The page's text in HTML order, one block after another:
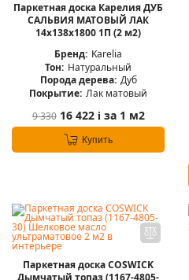
Паркетная доска Карелия ДУБ
САЛЬВИЯ МАТОВЫЙ ЛАК
14x138x1800 1П (2 м2)
Бренд: Karelia
Тон: Натуральный
Порода дерева: Дуб
Покрытие: Лак матовый
9 330 16 422 iза 1 м2
Купить
Паркетная доска COSWICK
Дымчатый топаз (1167-4805-